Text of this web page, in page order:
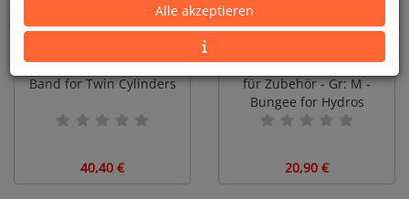
Doppeltankband - Tank
Band for Twin Cylinders
40,40 €
Hydros - Gummizugset
für Zubehör - Gr: M -
Bungee for Hydros
20,90 €
Alle akzeptieren